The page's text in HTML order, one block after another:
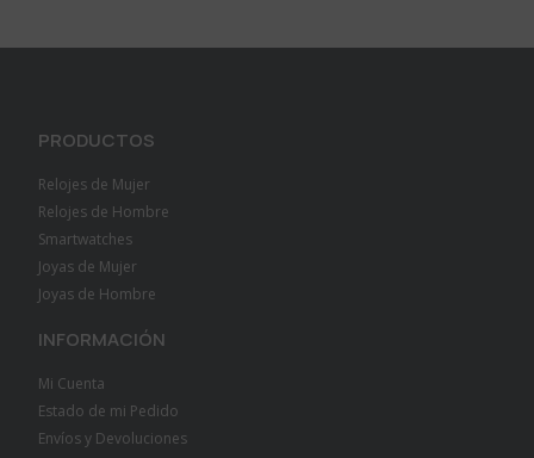
PRODUCTOS
Relojes de Mujer
Relojes de Hombre
Smartwatches
Joyas de Mujer
Joyas de Hombre
INFORMACIÓN
Mi Cuenta
Estado de mi Pedido
Envíos y Devoluciones